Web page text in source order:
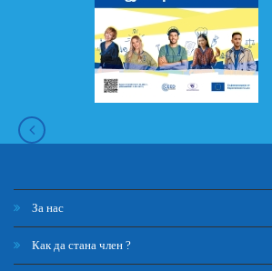
За нас
Как да стана член ?